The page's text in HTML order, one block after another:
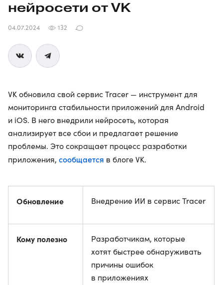
нейросети от VK
04.07.2024 132
VK обновила свой сервис Tracer — инструмент для
мониторинга стабильности приложений для Android
и iOS. В него внедрили нейросеть, которая
анализирует все сбои и предлагает решение
проблемы. Это сокращает процесс разработки
приложения, сообщается в блоге VK.
Обновление Внедрение ИИ в сервис Tracer
Кому полезно
Разработчикам, которые
хотят быстрее обнаруживать
причины ошибок
в приложениях